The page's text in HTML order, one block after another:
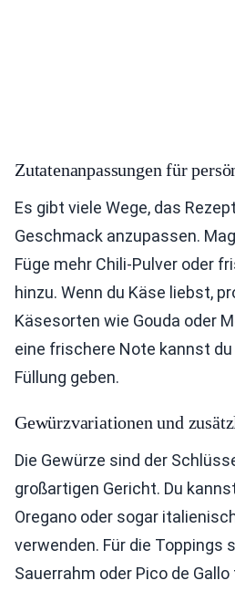
Zutatenanpassungen für
Es gibt viele Wege, das
Geschmack anzupassen.
Füge mehr Chili-Pulver oder
hinzu. Wenn du Käse liebst,
Käsesorten wie Gouda oder
eine frischere Note kannst
Füllung geben.
Gewürzvariationen und
Die Gewürze sind der
großartigen Gericht. Du
Oregano oder sogar
verwenden. Für die Toppings
Sauerrahm oder Pico de